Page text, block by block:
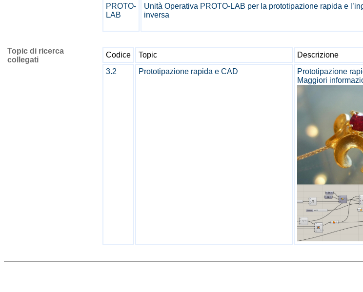
PROTO-
LAB
Unità Operativa PROTO-LAB per la prototipazione rapida e
inversa
Topic di ricerca
collegati
Codice Topic
Descrizione
3.2
Prototipazione rapida e CAD
Prototipazione
Maggiori